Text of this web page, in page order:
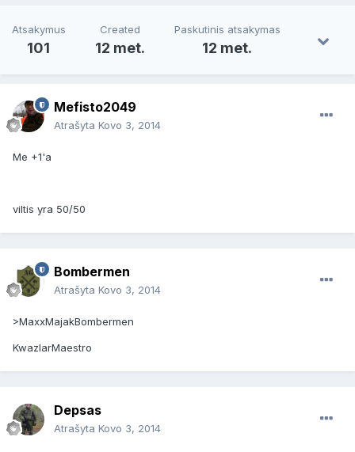
Atsakymus
101
Created
12 met.
Paskutinis atsakymas
12 met.
Mefisto2049
Atrašyta Kovo 3, 2014
Me +1'a
viltis yra 50/50
Bombermen
Atrašyta Kovo 3, 2014
>MaxxMajakBombermen
KwazlarMaestro
Depsas
Atrašyta Kovo 3, 2014